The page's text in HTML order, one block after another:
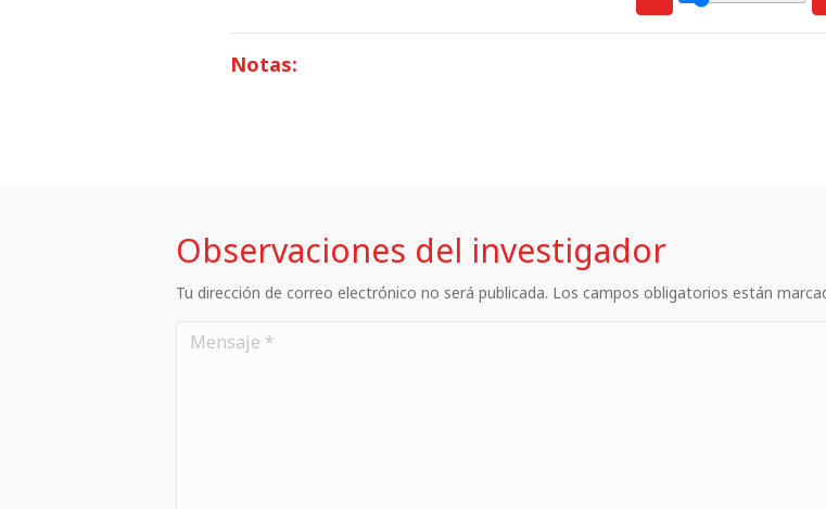
Notas:
Observaciones del investigador
Tu dirección de correo electrónico no será publicada. Los campos obligatorios están